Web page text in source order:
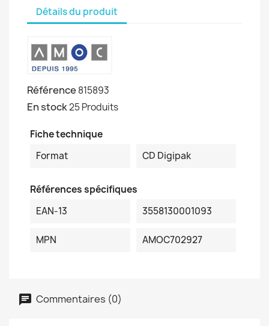
Détails du produit
Référence 815893
En stock25 Produits
Fiche technique
Format
CD Digipak
Références spécifiques
EAN-13
3558130001093
MPN AMOC702927
Commentaires (0)